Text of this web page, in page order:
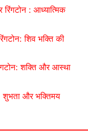
: आध्यात्मिक
शिव भक्ति की
शक्ति और आस्था
और भक्तिमय